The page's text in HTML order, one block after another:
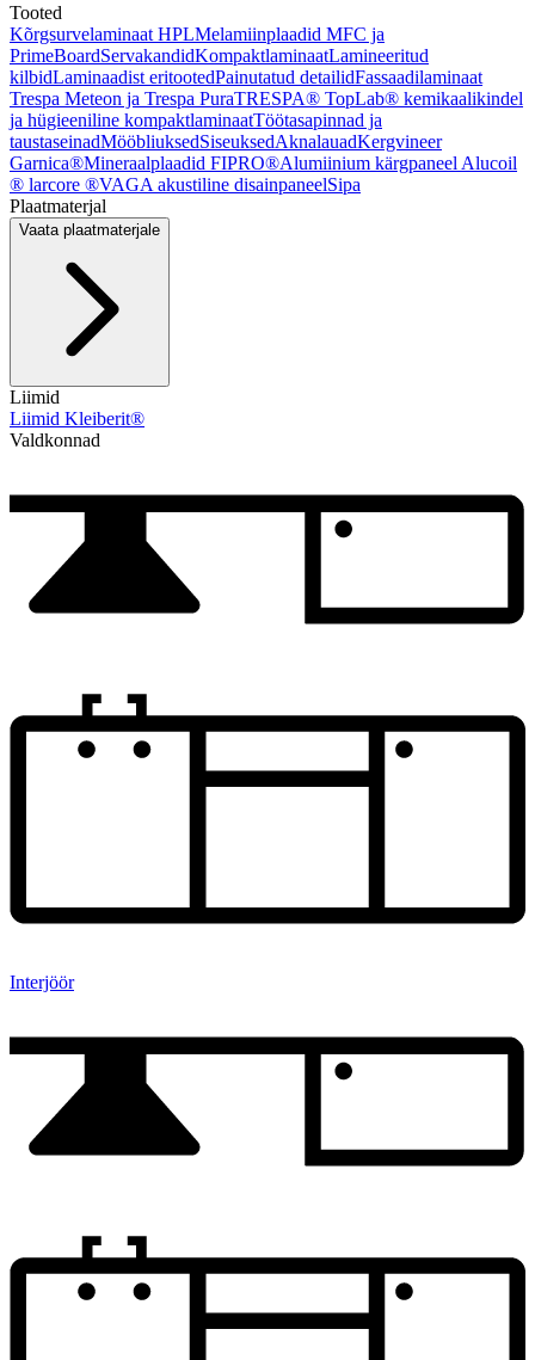
Tooted
Kõrgsurvelaminaat HPLMelamiinplaadid MFC ja
PrimeBoardServakandidKompaktlaminaatLamineeritud
kilbidLaminaadist eritootedPainutatud detailidFassaadilaminaat
Trespa Meteon ja Trespa PuraTRESPA® TopLab® kemikaalikindel
ja hügieeniline kompaktlaminaatTöötasapinnad ja
taustaseinadMööbliuksedSiseuksedAknalauadKergvineer
Garnica®Mineraalplaadid FIPRO®Alumiinium kärgpaneel Alucoil
® larcore ®VAGA akustiline disainpaneelSipa
Plaatmaterjal
Vaata plaatmaterjale
Liimid
Liimid Kleiberit®
Valdkonnad
Interjöör